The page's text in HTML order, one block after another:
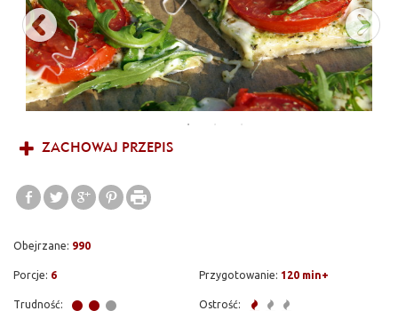
ZACHOWAJ PRZEPIS
Obejrzane: 990
Porcje: 6 Przygotowanie: 120 min+
Trudność: Ostrość: